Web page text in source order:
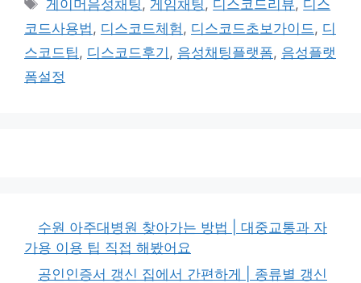
고
리
그
게이머음성채팅 , 게임채팅 , 디스코드리뷰, 디스
코드사용법 , 디스코드체험 , 디스코드초보가이드 , 디
스코드팁 , 디스코드후기 , 음성채팅플랫폼, 음성플랫
폼설정
수원 아주대병원 찾아가는 방법 | 대중교통과 자
가용 이용 팁 직접 해봤어요
공인인증서 갱신 집에서 간편하게 | 종류별 갱신